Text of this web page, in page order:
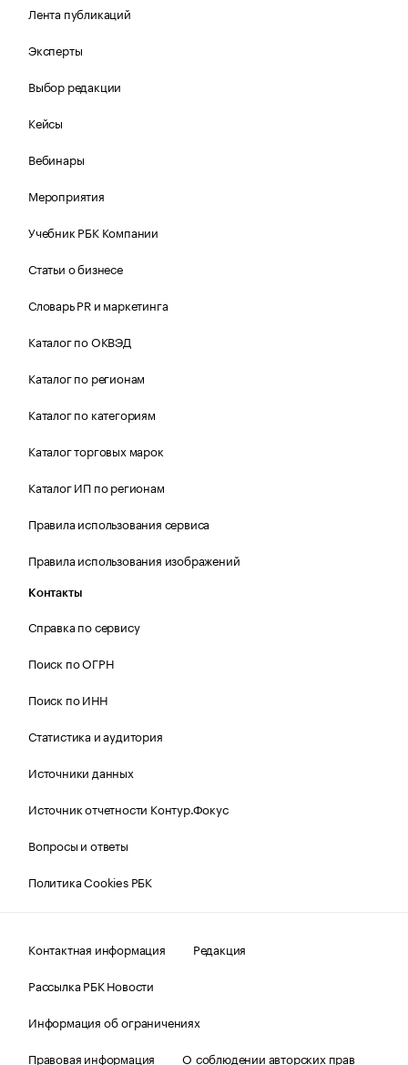
Лента публикаций
Эксперты
Выбор редакции
Кейсы
Вебинары
Мероприятия
Учебник РБК Компании
Статьи о бизнесе
Словарь PR и маркетинга
Каталог по ОКВЭД
Каталог по регионам
Каталог по категориям
Каталог торговых марок
Каталог ИП по регионам
Правила использования сервиса
Правила использования изображений
Контакты
Справка по сервису
Поиск по ОГРН
Поиск по ИНН
Статистика и аудитория
Источники данных
Источник отчетности Контур.Фокус
Вопросы и ответы
Политика Cookies РБК
Контактная информация
Редакция
Рассылка РБК Новости
Информация об ограничениях
Правовая информация
О соблюдении авторских прав